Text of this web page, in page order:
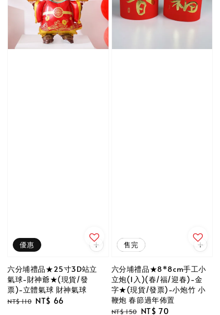
優惠
六分埔禮品★25寸3D站立
氣球-財神爺★(現貨/發
票)-立體氣球 財神氣球
Regular
NT$ 110 Sale
NT$ 66
優惠
售完
六分埔禮品★8*8cm手工小
立炮(1入)(春/福/迎春)-金
字★(現貨/發票)-小炮竹 小
鞭炮 春節過年佈置
Regular
NT$ 150 Sale
NT$ 70